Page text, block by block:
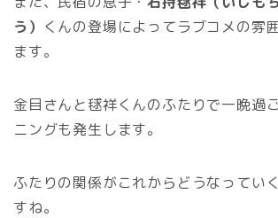
う） くんの登場によってラブコメの雰
ます。
金目さんと毬祥くんのふたりで一晩過
ニングも発生します。
ふたりの関係がこれからどうなってい
すね。